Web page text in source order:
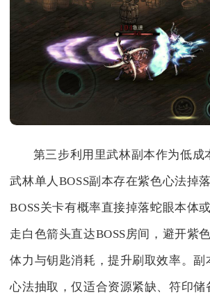
第三步利用里武林副本作为低成
武林单人BOSS副本存在紫色心法掉
BOSS关卡有概率直接掉落蛇眼本体
走白色箭头直达BOSS房间，避开紫
体力与钥匙消耗，提升刷取效率。副
心法抽取，仅适合资源紧缺、符印储